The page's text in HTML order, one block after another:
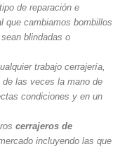
de reparación e
que cambiamos bombillos
blindadas o
trabajo cerrajería,
las veces la mano de
condiciones y en un
cerrajeros de
incluyendo las que